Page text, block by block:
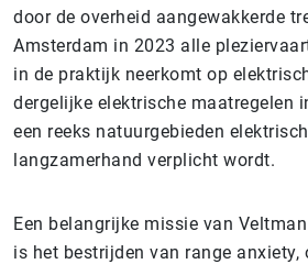
door de overheid aangewakkerde
Amsterdam in 2023 alle
in de praktijk neerkomt op
dergelijke elektrische maatregelen
een reeks natuurgebieden
langzamerhand verplicht wordt.
Een belangrijke missie van
is het bestrijden van range